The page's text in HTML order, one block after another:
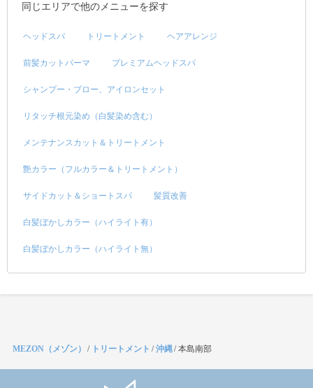
同じエリアで他のメニューを探す
ヘッドスパ トリートメント ヘアアレンジ
前髪カットパーマ プレミアムヘッドスパ
シャンプー・ブロー、アイロンセット
リタッチ根元染め（白髪染め含む）
メンテナンスカット＆トリートメント
艶カラー（フルカラー＆トリートメント）
サイドカット＆ショートスパ 髪質改善
白髪ぼかしカラー（ハイライト有）
白髪ぼかしカラー（ハイライト無）
MEZON（メゾン） / トリートメント /沖縄/本島南部